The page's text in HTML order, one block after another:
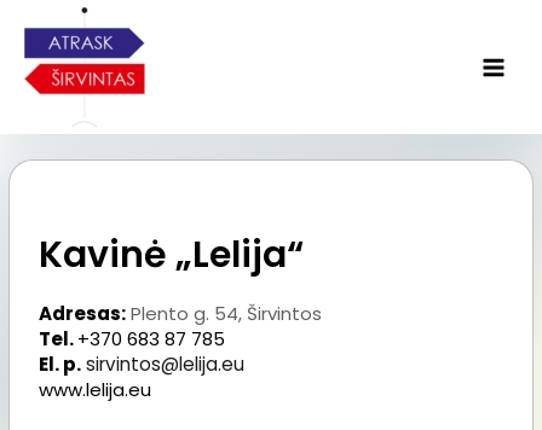
Kavinė „Lelija“
Adresas:Plento g. 54, Širvintos
Tel.+370 683 87 785
El. p.sirvintos@lelija.eu
www.lelija.eu